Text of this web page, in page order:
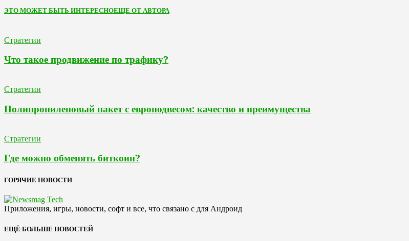
ЭТО МОЖЕТ БЫТЬ ИНТЕРЕСНОЕЩЕ ОТ АВТОРА
Стратегии
Что такое продвижение по трафику?
Стратегии
Полипропиленовый пакет с европодвесом: качество и преимущества
Стратегии
Где можно обменять биткоин?
ГОРЯЧИЕ НОВОСТИ
Приложения, игры, новости, софт и все, что связано с для Андроид
ЕЩЁ БОЛЬШЕ НОВОСТЕЙ